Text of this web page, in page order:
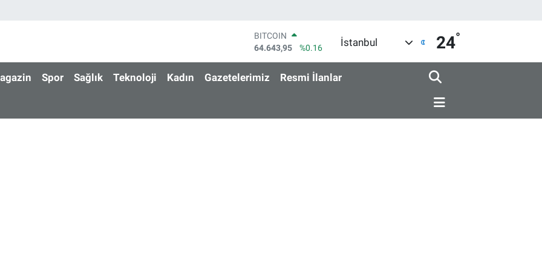
BITCOIN
64.643,95
%0.16
47,6704
EURO
64,2143
%0
İstanbul 24°
Spor Sağlık Teknoloji Kadın Gazetelerimiz Resmi İlanlar